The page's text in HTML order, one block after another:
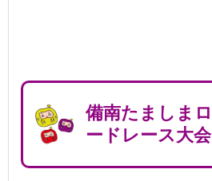
備南たましまロ
ードレース大会